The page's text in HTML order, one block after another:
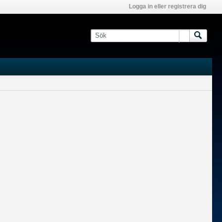
Logga in eller registrera dig